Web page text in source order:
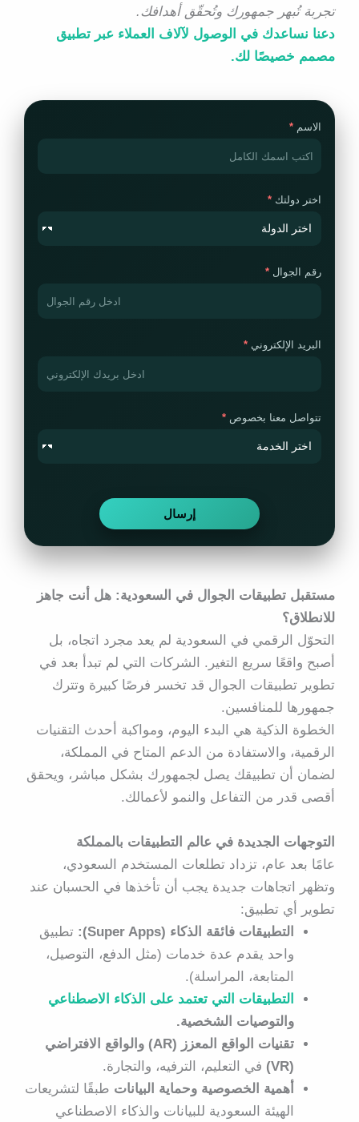
تجربة تُبهر جمهورك وتُحقّق أهدافك.
دعنا نساعدك في الوصول لآلاف العملاء عبر تطبيق
مصمم خصيصًا لك.
الاسم
اختر دولتك
رقم الجوال
البريد الإلكتروني
تتواصل معنا بخصوص
مستقبل تطبيقات الجوال في السعودية: هل أنت جاهز
للانطلاق؟
التحوّل الرقمي في السعودية لم يعد مجرد اتجاه، بل
أصبح واقعًا سريع التغير. الشركات التي لم تبدأ بعد في
تطوير تطبيقات الجوال قد تخسر فرصًا كبيرة وتترك
جمهورها للمنافسين.
الخطوة الذكية هي البدء اليوم، ومواكبة أحدث التقنيات
الرقمية، والاستفادة من الدعم المتاح في المملكة،
لضمان أن تطبيقك يصل لجمهورك بشكل مباشر، ويحقق
أقصى قدر من التفاعل والنمو لأعمالك.
التوجهات الجديدة في عالم التطبيقات بالمملكة
عامًا بعد عام، تزداد تطلعات المستخدم السعودي،
وتظهر اتجاهات جديدة يجب أن تأخذها في الحسبان عند
تطوير أي تطبيق:
التطبيقات فائقة الذكاء (Super Apps):
تطبيق
واحد يقدم عدة خدمات (مثل الدفع، التوصيل،
المتابعة، المراسلة).
التطبيقات التي تعتمد على الذكاء الاصطناعي
والتوصيات الشخصية.
تقنيات الواقع المعزز (AR) والواقع الافتراضي
(VR)
في التعليم، الترفيه، والتجارة.
أهمية الخصوصية وحماية البيانات طبقًا لتشريعات
الهيئة السعودية للبيانات والذكاء الاصطناعي